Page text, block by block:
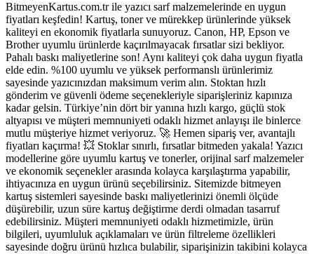
BitmeyenKartus.com.tr ile yazıcı sarf malzemelerinde en uygun
fiyatları keşfedin! Kartuş, toner ve mürekkep ürünlerinde yüksek
kaliteyi en ekonomik fiyatlarla sunuyoruz. Canon, HP, Epson ve
Brother uyumlu ürünlerde kaçırılmayacak fırsatlar sizi bekliyor.
Pahalı baskı maliyetlerine son! Aynı kaliteyi çok daha uygun fiyatla
elde edin. %100 uyumlu ve yüksek performanslı ürünlerimiz
sayesinde yazıcınızdan maksimum verim alın. Stoktan hızlı
gönderim ve güvenli ödeme seçenekleriyle siparişleriniz kapınıza
kadar gelsin. Türkiye’nin dört bir yanına hızlı kargo, güçlü stok
altyapısı ve müşteri memnuniyeti odaklı hizmet anlayışı ile binlerce
mutlu müşteriye hizmet veriyoruz. 🚀 Hemen sipariş ver, avantajlı
fiyatları kaçırma! 💥 Stoklar sınırlı, fırsatlar bitmeden yakala! Yazıcı
modellerine göre uyumlu kartuş ve tonerler, orijinal sarf malzemeler
ve ekonomik seçenekler arasında kolayca karşılaştırma yapabilir,
ihtiyacınıza en uygun ürünü seçebilirsiniz. Sitemizde bitmeyen
kartuş sistemleri sayesinde baskı maliyetlerinizi önemli ölçüde
düşürebilir, uzun süre kartuş değiştirme derdi olmadan tasarruf
edebilirsiniz. Müşteri memnuniyeti odaklı hizmetimizle, ürün
bilgileri, uyumluluk açıklamaları ve ürün filtreleme özellikleri
sayesinde doğru ürünü hızlıca bulabilir, siparişinizin takibini kolayca